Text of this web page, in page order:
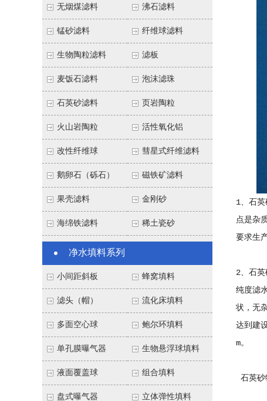
无烟煤滤料 沸石滤料
锰砂滤料 纤维球滤料
生物陶粒滤料 滤板
麦饭石滤料 泡沫滤珠
石英砂滤料 页岩陶粒
火山岩陶粒 活性氧化铝
改性纤维球 彗星式纤维滤料
鹅卵石（砾石） 磁铁矿滤料
果壳滤料 金刚砂
海绵铁滤料 稀土瓷砂
净水填料系列
小间距斜板 蜂窝填料
滤头（帽） 流化床填料
多面空心球 鲍尔环填料
单孔膜曝气器 生物悬浮球填料
液面覆盖球 组合填料
盘式曝气器 立体弹性填料
1、石
点是杂
要求生
2、石
纯度滤
状，无
达到建
石英